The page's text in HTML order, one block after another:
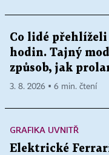
Co lidé přehlíželi
hodin. Tajný
způsob, jak
3. 8. 2026 ▪ 6 min. čtení
GRAFIKA UVNITŘ
Elektrické